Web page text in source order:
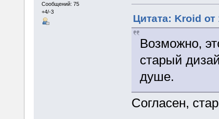
Сообщений: 75
+4/-3
Цитата: Kroid
Возможно,
старый
душе.
Согласен,